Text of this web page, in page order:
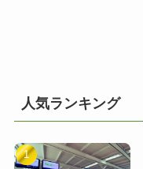
人気ランキング